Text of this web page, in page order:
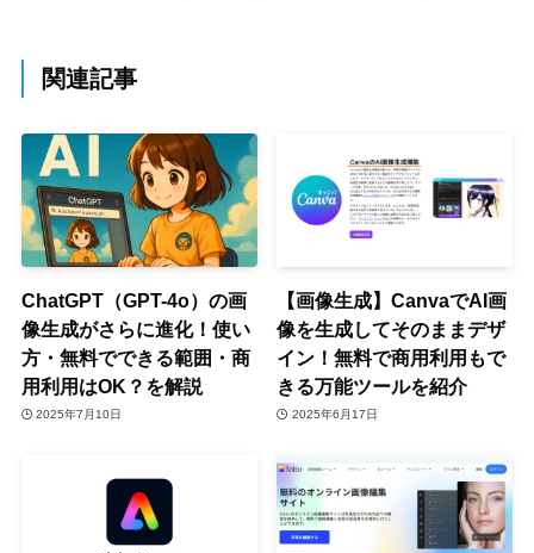
関連記事
ChatGPT（GPT-4o）の画
像生成がさらに進化！使い
方・無料でできる範囲・商
用利用はOK？を解説
2025年7月10日
【画像生成】CanvaでAI画
像を生成してそのままデザ
イン！無料で商用利用もで
きる万能ツールを紹介
2025年6月17日